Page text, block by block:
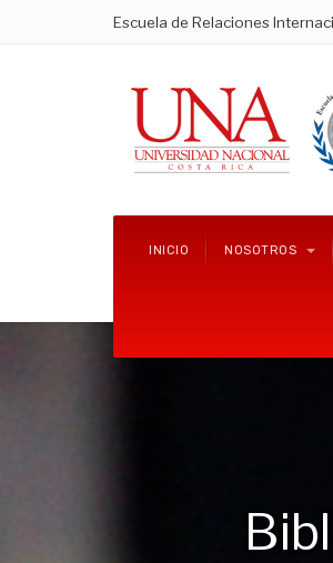
Escuela de Relaciones
INICIO NOSOTROS